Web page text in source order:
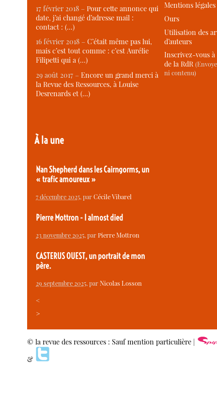
17 février 2018 –Pour cette annonce qui
date, j’ai changé d’adresse mail :
contact : (…)
16 février 2018 –C’était même pas lui,
mais c’est tout comme : c’est Aurélie
Filipetti qui a (…)
29 août 2017 –Encore un grand merci à
la Revue des Ressources, à Louise
Desrenards et (…)
À la une
Nan Shepherd dans les Cairngorms, un
« trafic amoureux »
7 décembre 2025, parCécile Vibarel
Pierre Mottron - I almost died
23 novembre 2025, parPierre Mottron
CASTERUS OUEST, un portrait de mon
père.
29 septembre 2025, parNicolas Losson
<
>
Mentions légales
Ours
Utilisation des
d’auteurs
Inscrivez-vous
de la RdR
ni contenu)
© la revue des ressources : Sauf mention particulière |
&